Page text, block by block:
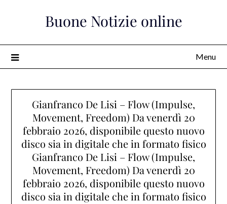
Buone Notizie online
Menu
Gianfranco De Lisi – Flow (Impulse,
Movement, Freedom) Da venerdì 20
febbraio 2026, disponibile questo nuovo
disco sia in digitale che in formato fisico
Gianfranco De Lisi – Flow (Impulse,
Movement, Freedom) Da venerdì 20
febbraio 2026, disponibile questo nuovo
disco sia in digitale che in formato fisico